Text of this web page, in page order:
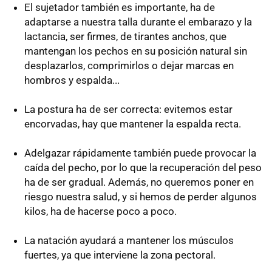
El sujetador también es importante, ha de
adaptarse a nuestra talla durante el embarazo y la
lactancia, ser firmes, de tirantes anchos, que
mantengan los pechos en su posición natural sin
desplazarlos, comprimirlos o dejar marcas en
hombros y espalda...
La postura ha de ser correcta: evitemos estar
encorvadas, hay que mantener la espalda recta.
Adelgazar rápidamente también puede provocar la
caída del pecho, por lo que la recuperación del peso
ha de ser gradual. Además, no queremos poner en
riesgo nuestra salud, y si hemos de perder algunos
kilos, ha de hacerse poco a poco.
La natación ayudará a mantener los músculos
fuertes, ya que interviene la zona pectoral.